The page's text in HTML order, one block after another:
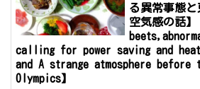
る異常事態
空気感の話
calling for power saving and
and A strange atmosphere before
Olympics】